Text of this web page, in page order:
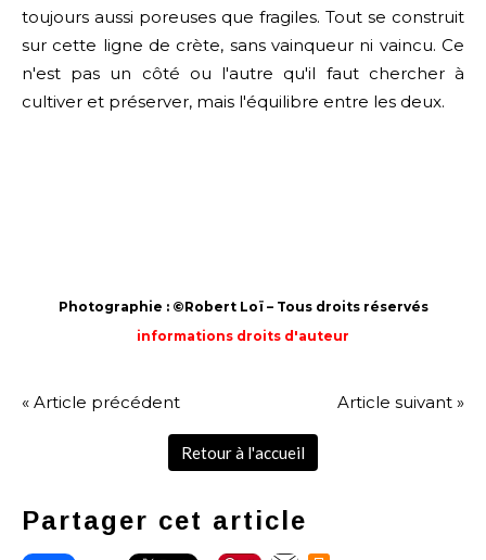
toujours aussi poreuses que fragiles. Tout se construit
sur cette ligne de crète, sans vainqueur ni vaincu. Ce
n'est pas un côté ou l'autre qu'il faut chercher à
cultiver et préserver, mais l'équilibre entre les deux.
Photographie : ©Robert Loï – Tous droits réservés
informations droits d'auteur
« Article précédent Article suivant »
Retour à l'accueil
Partager cet article